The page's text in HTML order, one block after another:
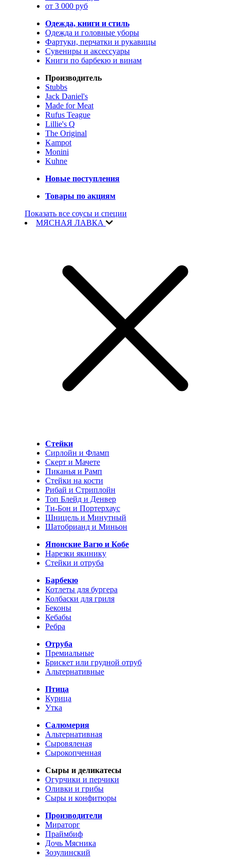
от 3 000 руб
Одежда, книги и стиль
Одежда и головные уборы
Фартуки, перчатки и рукавицы
Сувениры и аксессуары
Книги по барбекю и винам
Производитель
Stubbs
Jack Daniel's
Made for Meat
Rufus Teague
Lillie's Q
The Original
Kampot
Monini
Kuhne
Новые поступления
Товары по акциям
Показать все соусы и специи
МЯСНАЯ ЛАВКА
Стейки
Сирлойн и Фламп
Скерт и Мачете
Пиканья и Рамп
Стейки на кости
Рибай и Стриплойн
Топ Блейд и Денвер
Ти-Бон и Портерхаус
Шницель и Минутный
Шатобрианд и Миньон
Японские Вагю и Кобе
Нарезки якинику
Стейки и отруба
Барбекю
Котлеты для бургера
Колбаски для гриля
Беконы
Кебабы
Ребра
Отруба
Премиальные
Брискет или грудной отруб
Альтернативные
Птица
Курица
Утка
Салюмерия
Альтернативная
Сыровяленая
Сырокопченная
Сыры и деликатесы
Огурчики и перчики
Оливки и грибы
Сыры и конфитюры
Производители
Мираторг
Праймбиф
Дочь Мясника
Зозулинский